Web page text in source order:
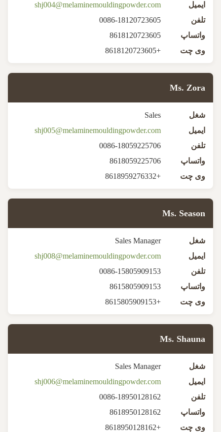
ایمیل
shj004@melaminemouldingpowder.com
تلفن
0086-18120723605
واتساپ
8618120723605
وی چت
+8618120723605
Ms. Zora
شغل
Sales
ایمیل
shj005@melaminemouldingpowder.com
تلفن
0086-18059225706
واتساپ
8618059225706
وی چت
+8618959276332
Ms. Season
شغل
Sales Manager
ایمیل
shj008@melaminemouldingpowder.com
تلفن
0086-15805909153
واتساپ
8615805909153
وی چت
+8615805909153
Ms. Shauna
شغل
Sales Manager
ایمیل
shj006@melaminemouldingpowder.com
تلفن
0086-18950128162
واتساپ
8618950128162
وی چت
+8618950128162